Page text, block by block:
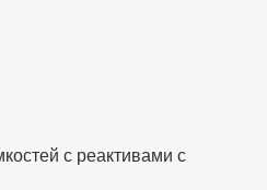
с реактивами с